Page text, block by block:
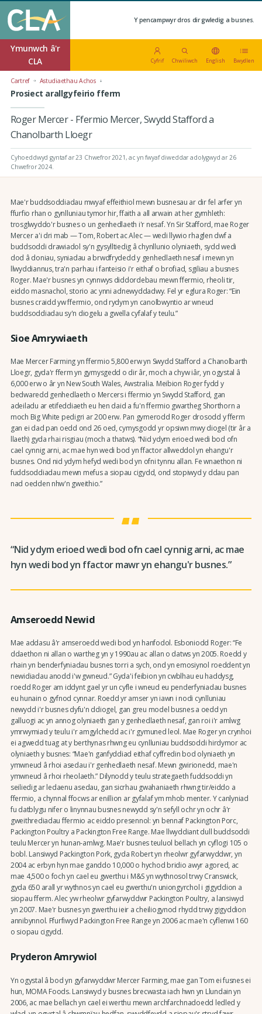
Y pencampwyr dros dir gwledig a busnes.
Ymunwch â'r
CLA
Cyfrif Chwiliwch English Bwydlen
Cartref Astudiaethau Achos
Prosiect arallgyfeirio fferm
Roger Mercer - Ffermio Mercer, Swydd Stafford a
Chanolbarth Lloegr
Cyhoeddwyd gyntaf ar 23 Chwefror 2021 , ac yn fwyaf diweddar adolygwyd ar 26
Chwefror 2024.
Mae'r buddsoddiadau mwyaf effeithiol mewn busnesau ar dir fel arfer yn
ffurfio rhan o gynlluniau tymor hir, ffaith a all arwain at her gymhleth:
trosglwyddo'r busnes o un genhedlaeth i'r nesaf. Yn Sir Stafford, mae Roger
Mercer a'i dri mab — Tom, Robert ac Alec — wedi llywio rhaglen dwf a
buddsoddi drawiadol sy'n gysylltiedig â chynllunio olyniaeth, sydd wedi
dod â doniau, syniadau a brwdfrydedd y genhedlaeth nesaf i mewn yn
llwyddiannus, tra'n parhau i fanteisio i'r eithaf o brofiad, sgiliau a busnes
Roger. Mae'r busnes yn cynnwys diddordebau mewn ffermio, rheoli tir,
eiddo masnachol, storio ac ynni adnewyddadwy. Fel yr eglura Roger: “Ein
busnes craidd yw ffermio, ond rydym yn canolbwyntio ar wneud
buddsoddiadau sy'n diogelu a gwella cyfalaf y teulu.”
Sioe Amrywiaeth
Mae Mercer Farming yn ffermio 5,800 erw yn Swydd Stafford a Chanolbarth
Lloegr, gyda'r fferm yn gymysgedd o dir âr, moch a chyw iâr, yn ogystal â
6,000 erw o âr yn New South Wales, Awstralia. Meibion Roger fydd y
bedwaredd genhedlaeth o Mercers i ffermio yn Swydd Stafford, gan
adeiladu ar etifeddiaeth eu hen daid a fu'n ffermio gwartheg Shorthorn a
moch Big White pedigri ar 200 erw. Pan gymerodd Roger drosodd y fferm
gan ei dad pan oedd ond 26 oed, cymysgodd yr opsiwn mwy diogel (tir âr a
llaeth) gyda rhai risgiau (moch a thatws). “Nid ydym erioed wedi bod ofn
cael cynnig arni, ac mae hyn wedi bod yn ffactor allweddol yn ehangu'r
busnes. Ond nid ydym hefyd wedi bod yn ofni tynnu allan. Fe wnaethon ni
fuddsoddiadau mewn mefus a siopau cigydd, ond stopiwyd y ddau pan
nad oedden nhw'n gweithio.”
“Nid ydym erioed wedi bod ofn cael cynnig arni, ac mae
hyn wedi bod yn ffactor mawr yn ehangu'r busnes.”
Amseroedd Newid
Mae addasu â'r amseroedd wedi bod yn hanfodol. Esboniodd Roger: “Fe
ddaethon ni allan o wartheg yn y 1990au ac allan o datws yn 2005. Roedd y
rhain yn benderfyniadau busnes torri a sych, ond yn emosiynol roeddent yn
newidiadau anodd i'w gwneud.” Gyda'i feibion yn cwblhau eu haddysg,
roedd Roger am iddynt gael yr un cyfle i wneud eu penderfyniadau busnes
eu hunain o gyfnod cynnar. Roedd yr amser yn iawn i nodi cynlluniau
newydd i'r busnes dyfu'n ddiogel, gan greu model busnes a oedd yn
galluogi ac yn annog olyniaeth gan y genhedlaeth nesaf, gan roi i'r amlwg
ymrwymiad y teulu i'r amgylchedd ac i'r gymuned leol. Mae Roger yn crynhoi
ei agwedd tuag at y berthynas rhwng eu cynlluniau buddsoddi hirdymor ac
olyniaeth y busnes: “Mae'n ganfyddiad eithaf cyffredin bod olyniaeth yn
ymwneud â rhoi asedau i'r genhedlaeth nesaf. Mewn gwirionedd, mae'n
ymwneud â rhoi rheolaeth.” Dilynodd y teulu strategaeth fuddsoddi yn
seiliedig ar ledaenu asedau, gan sicrhau gwahaniaeth rhwng tir/eiddo a
ffermio, a chynnal ffocws ar enillion ar gyfalaf ym mhob menter. Y canlyniad
fu datblygu nifer o linynnau busnes newydd sy'n sefyll ochr yn ochr â'r
gweithrediadau ffermio ac eiddo presennol: yn bennaf Packington Porc,
Packington Poultry a Packington Free Range. Mae llwyddiant dull buddsoddi
teulu Mercer yn hunan-amlwg. Mae'r busnes teuluol bellach yn cyflogi 105 o
bobl. Lansiwyd Packington Pork, gyda Robert yn rheolwr gyfarwyddwr, yn
2004 ac erbyn hyn mae ganddo 10,000 o hychod bridio awyr agored, ac
mae 4,500 o foch yn cael eu gwerthu i M&S yn wythnosol trwy Cranswick,
gyda 650 arall yr wythnos yn cael eu gwerthu'n uniongyrchol i gigyddion a
siopau fferm. Alec yw rheolwr gyfarwyddwr Packington Poultry, a lansiwyd
yn 2007. Mae'r busnes yn gwerthu ieir a cheiliogynod rhydd trwy gigyddion
annibynnol. Ffurfiwyd Packington Free Range yn 2006 ac mae'n cyflenwi 160
o siopau cigydd.
Pryderon Amrywiol
Yn ogystal â bod yn gyfarwyddwr Mercer Farming, mae gan Tom ei fusnes ei
hun, MOMA Foods. Lansiwyd y busnes brecwasta iach hwn yn Llundain yn
2006, ac mae bellach yn cael ei werthu mewn archfarchnadoedd ledled y